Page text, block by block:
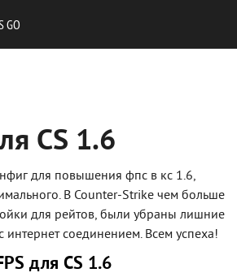
GO
CS 1.6
для повышения фпс в кс 1.6,
В Counter-Strike чем больше
для рейтов, были убраны лишние
соединением. Всем успеха!
для CS 1.6